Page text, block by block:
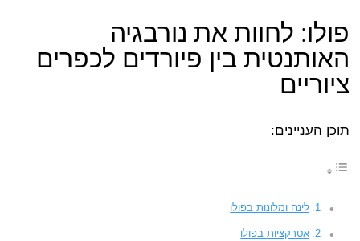
פולו: לחוות את נורבגיה
האותנטית בין פיורדים לכפרים
ציוריים
תוכן העניינים:
לינה ומלונות בפולו
אטרקציות בפולו